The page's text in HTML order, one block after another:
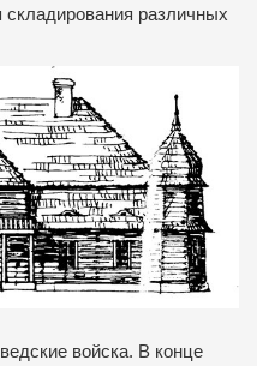
складирования различных
войска. В конце